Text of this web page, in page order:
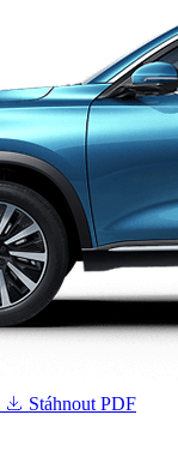
Stáhnout PDF